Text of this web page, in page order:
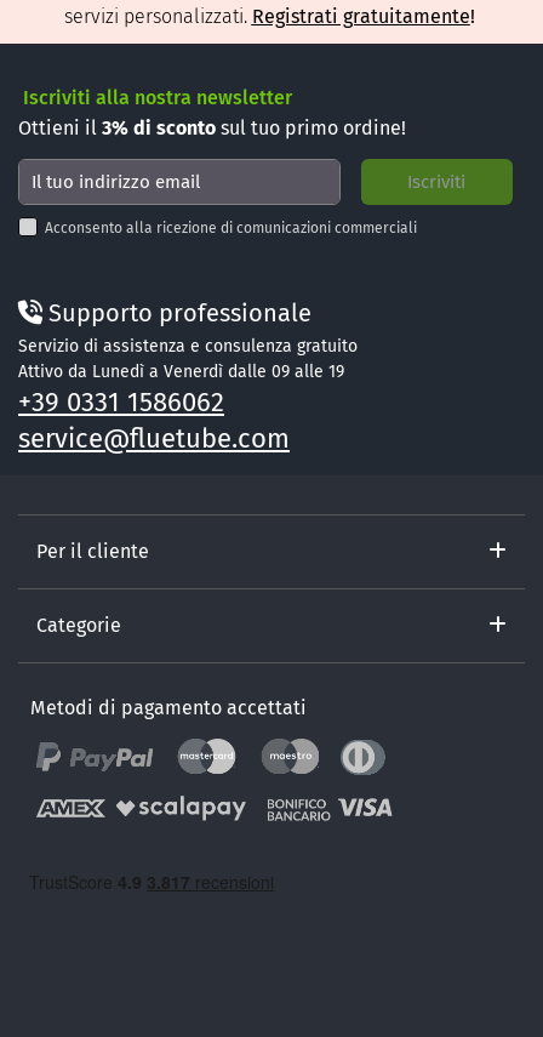
servizi personalizzati. Registrati gratuitamente!
Iscriviti alla nostra newsletter
Ottieni il 3% di sconto sul tuo primo ordine!
Acconsento alla ricezione di comunicazioni commerciali
Supporto professionale
Servizio di assistenza e consulenza gratuito
Attivo da Lunedì a Venerdì dalle 09 alle 19
+39 0331 1586062
service@fluetube.com
Per il cliente
Categorie
Metodi di pagamento accettati